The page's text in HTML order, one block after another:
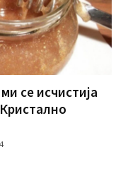
се исчистија